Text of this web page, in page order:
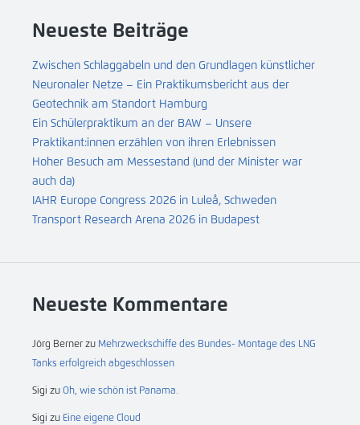
Neueste Beiträge
Zwischen Schlaggabeln und den Grundlagen künstlicher
Neuronaler Netze – Ein Praktikumsbericht aus der
Geotechnik am Standort Hamburg
Ein Schülerpraktikum an der BAW – Unsere
Praktikant:innen erzählen von ihren Erlebnissen
Hoher Besuch am Messestand (und der Minister war
auch da)
IAHR Europe Congress 2026 in Luleå, Schweden
Transport Research Arena 2026 in Budapest
Neueste Kommentare
Jörg Berner zu Mehrzweckschiffe des Bundes- Montage des LNG
Tanks erfolgreich abgeschlossen
Sigi zu Oh, wie schön ist Panama.
Sigi zu Eine eigene Cloud